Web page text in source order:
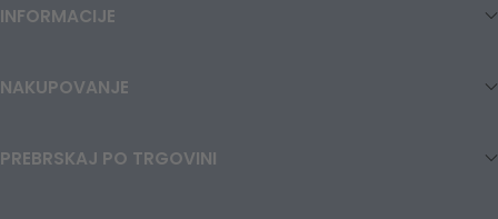
INFORMACIJE
NAKUPOVANJE
PREBRSKAJ PO TRGOVINI